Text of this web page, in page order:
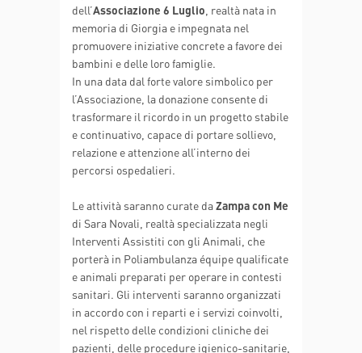
dell’Associazione 6 Luglio , realtà nata in
memoria di Giorgia e impegnata nel
promuovere iniziative concrete a favore dei
bambini e delle loro famiglie.
In una data dal forte valore simbolico per
l’Associazione, la donazione consente di
trasformare il ricordo in un progetto stabile
e continuativo, capace di portare sollievo,
relazione e attenzione all’interno dei
percorsi ospedalieri.
Le attività saranno curate daZampa con Me
di Sara Novali, realtà specializzata negli
Interventi Assistiti con gli Animali, che
porterà in Poliambulanza équipe qualificate
e animali preparati per operare in contesti
sanitari. Gli interventi saranno organizzati
in accordo con i reparti e i servizi coinvolti,
nel rispetto delle condizioni cliniche dei
pazienti, delle procedure igienico-sanitarie,